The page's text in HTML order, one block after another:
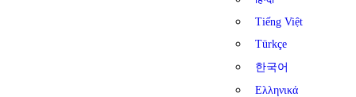
Tiếng Việt
Türkçe
한국어
Ελληνικά